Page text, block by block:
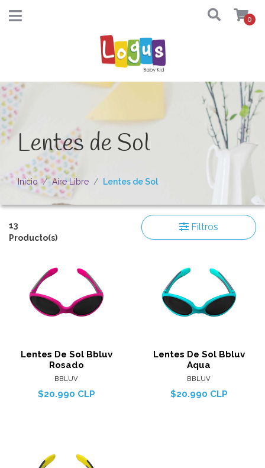
0
Lentes de Sol
Inicio Aire Libre Lentes de Sol
13
Producto(s)
Filtros
Lentes De Sol Bbluv
Rosado
BBLUV
$20.990 CLP
Lentes De Sol Bbluv
Aqua
BBLUV
$20.990 CLP